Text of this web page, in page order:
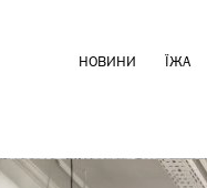
НОВИНИ ЇЖА